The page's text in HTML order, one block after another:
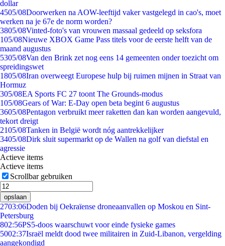
dollar
4505/08Doorwerken na AOW-leeftijd vaker vastgelegd in cao's, moet
werken na je 67e de norm worden?
3805/08Vinted-foto's van vrouwen massaal gedeeld op seksfora
105/08Nieuwe XBOX Game Pass titels voor de eerste helft van de
maand augustus
5305/08Van den Brink zet nog eens 14 gemeenten onder toezicht om
spreidingswet
1805/08Iran overweegt Europese hulp bij ruimen mijnen in Straat van
Hormuz
305/08EA Sports FC 27 toont The Grounds-modus
105/08Gears of War: E-Day open beta begint 6 augustus
3605/08Pentagon verbruikt meer raketten dan kan worden aangevuld,
tekort dreigt
2105/08Tanken in België wordt nóg aantrekkelijker
3405/08Dirk sluit supermarkt op de Wallen na golf van diefstal en
agressie
Actieve items
Actieve items
Scrollbar gebruiken
opslaan
2703:06Doden bij Oekraïense droneaanvallen op Moskou en Sint-
Petersburg
802:56PS5-doos waarschuwt voor einde fysieke games
5002:37Israël meldt dood twee militairen in Zuid-Libanon, vergelding
aangekondigd